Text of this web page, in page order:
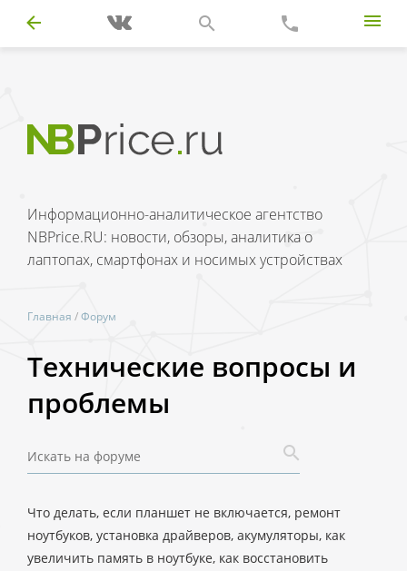
Информационно-аналитическое агентство
NBPrice.RU: новости, обзоры, аналитика о
лаптопах, смартфонах и носимых устройствах
Главная /Форум
Технические вопросы и
проблемы
Что делать, если планшет не включается, ремонт
ноутбуков, установка драйверов, акумуляторы, как
увеличить память в ноутбуке, как восстановить